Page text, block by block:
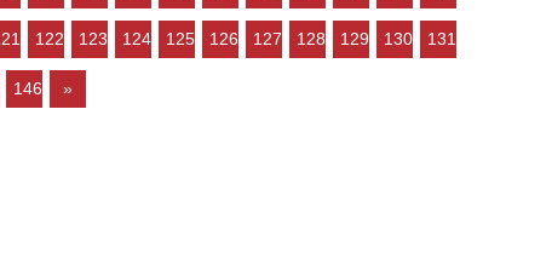
122 123 124 125 126 127 128 129 130 131
146 »